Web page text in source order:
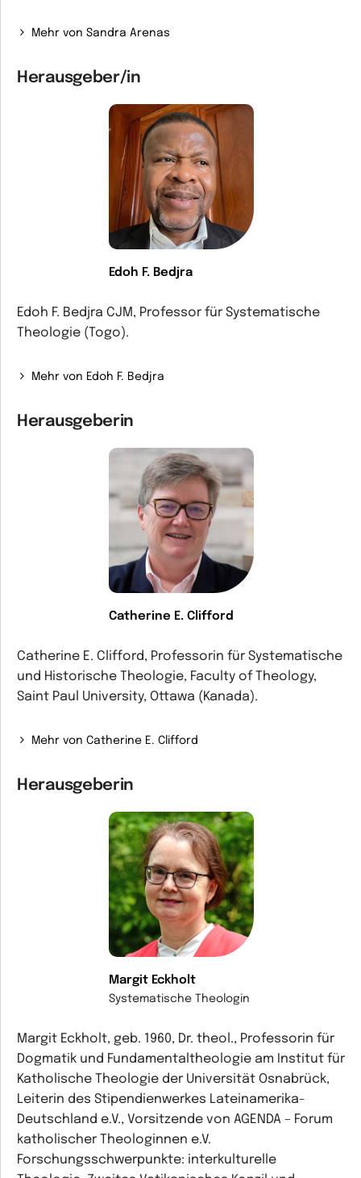
Mehr von Sandra Arenas
Herausgeber/in
Edoh F. Bedjra
Edoh F. Bedjra CJM, Professor für Systematische
Theologie (Togo).
Mehr von Edoh F. Bedjra
Herausgeberin
Catherine E. Clifford
Catherine E. Clifford, Professorin für Systematische
und Historische Theologie, Faculty of Theology,
Saint Paul University, Ottawa (Kanada).
Mehr von Catherine E. Clifford
Herausgeberin
Margit Eckholt
Systematische Theologin
Margit Eckholt, geb. 1960, Dr. theol., Professorin für
Dogmatik und Fundamentaltheologie am Institut für
Katholische Theologie der Universität Osnabrück,
Leiterin des Stipendienwerkes Lateinamerika-
Deutschland e.V., Vorsitzende von AGENDA – Forum
katholischer Theologinnen e.V.
Forschungsschwerpunkte: interkulturelle